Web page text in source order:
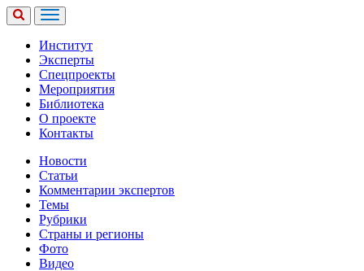
Институт
Эксперты
Спецпроекты
Мероприятия
Библиотека
О проекте
Контакты
Новости
Статьи
Комментарии экспертов
Темы
Рубрики
Страны и регионы
Фото
Видео